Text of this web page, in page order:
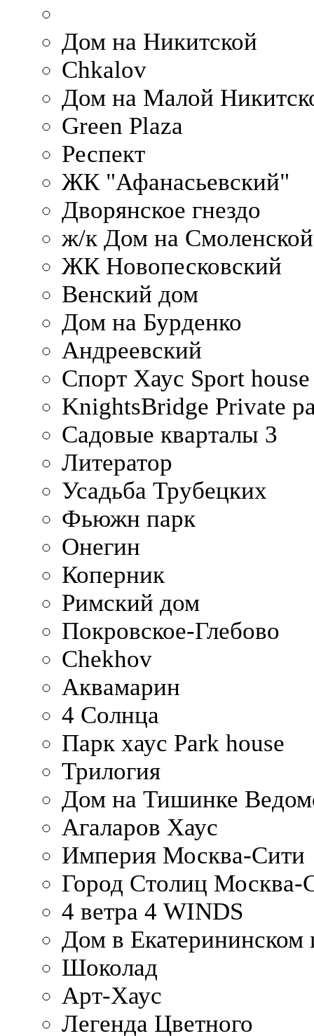
Дом на Никитской
Chkalov
Дом на Малой
Green Plaza
Респект
ЖК "Афанасьевский"
Дворянское гнездо
ж/к Дом на
ЖК Новопесковский
Венский дом
Дом на Бурденко
Андреевский
Спорт Хаус Sport house
KnightsBridge Private
Садовые кварталы 3
Литератор
Усадьба Трубецких
Фьюжн парк
Онегин
Коперник
Римский дом
Покровское-Глебово
Chekhov
Аквамарин
4 Солнца
Парк хаус Park house
Трилогия
Дом на Тишинке
Агаларов Хаус
Империя Москва-Сити
Город Столиц Москва-
4 ветра 4 WINDS
Дом в Екатерининском
Шоколад
Арт-Хаус
Легенда Цветного